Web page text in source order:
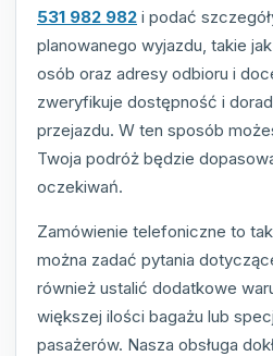
531 982 982 i podać
planowanego wyjazdu, takie
osób oraz adresy odbioru i
zweryfikuje dostępność i
przejazdu. W ten sposób
Twoja podróż będzie
oczekiwań.
Zamówienie telefoniczne to
można zadać pytania
również ustalić dodatkowe
większej ilości bagażu lub
pasażerów. Nasza obsługa